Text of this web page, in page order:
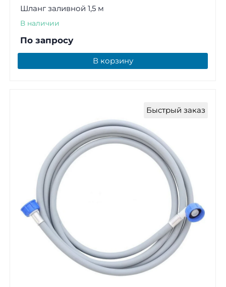
Шланг заливной 1,5 м
В наличии
По запросу
В корзину
Быстрый заказ